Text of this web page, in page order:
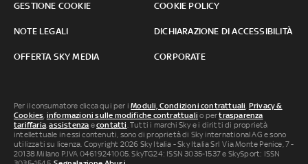
GESTIONE COOKIE COOKIE POLICY
NOTE LEGALI DICHIARAZIONE DI ACCESSIBILITÀ
OFFERTA SKY MEDIA CORPORATE
Per il consumatore clicca qui per iModuli, Condizioni contrattuali, Privacy &
Cookies, informazioni sulle modifiche contrattuali o pertrasparenza
tariffaria,assistenza econtatti. Tutti i marchi Sky e i diritti di proprietà
intellettuale in essi contenuti, sono di proprietà di Sky international AG e sono
utilizzati su licenza. Copyright 2026 Sky Italia - Sky Italia Srl Via Monte Penice, 7 -
20138 Milano P.IVA 04619241005. SkyTG24: ISSN 3035-1537 e SkySport: ISSN